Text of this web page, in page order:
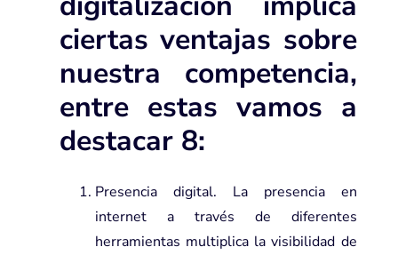
ciertas ventajas sobre
nuestra competencia,
entre estas vamos a
destacar 8:
Presencia digital. La presencia en
internet a través de diferentes
herramientas multiplica la visibilidad de